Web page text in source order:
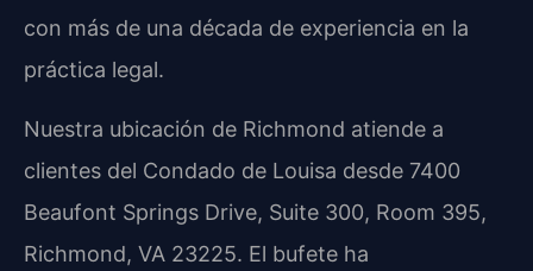
con más de una década de experiencia en la
práctica legal.
Nuestra ubicación de Richmond atiende a
clientes del Condado de Louisa desde 7400
Beaufont Springs Drive, Suite 300, Room 395,
Richmond, VA 23225. El bufete ha